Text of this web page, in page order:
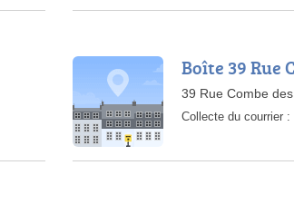
Boîte 39 Rue
39 Rue Combe
Collecte du courrier :